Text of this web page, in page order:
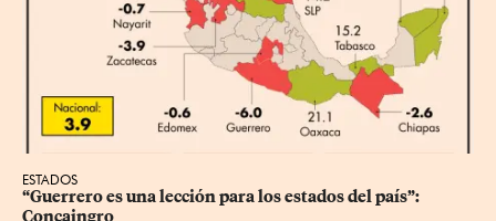
ESTADOS
“Guerrero es una lección para los estados del país”:
Concaingro